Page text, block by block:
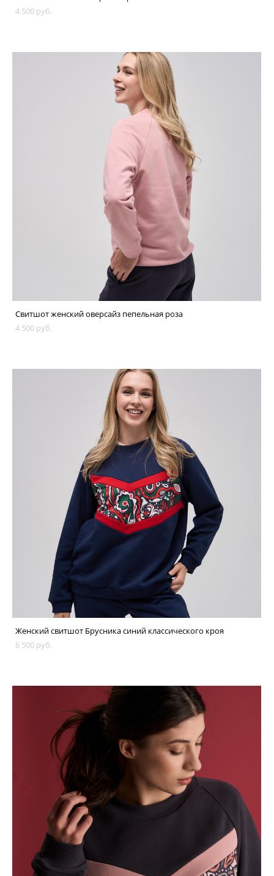
4 500 pуб.
Свитшот женский оверсайз пепельная роза
4 500 pуб.
Женский свитшот Брусника синий классического кроя
6 500 pуб.